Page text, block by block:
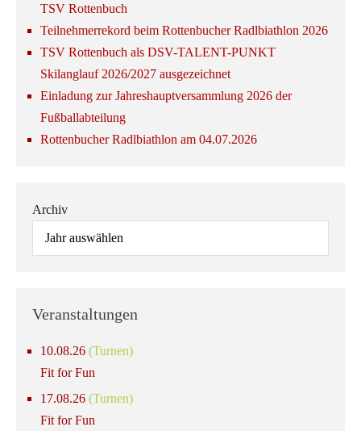
TSV Rottenbuch
Teilnehmerrekord beim Rottenbucher Radlbiathlon 2026
TSV Rottenbuch als DSV-TALENT-PUNKT
Skilanglauf 2026/2027 ausgezeichnet
Einladung zur Jahreshauptversammlung 2026 der
Fußballabteilung
Rottenbucher Radlbiathlon am 04.07.2026
Archiv
Veranstaltungen
10.08.26 (Turnen)
Fit for Fun
17.08.26 (Turnen)
Fit for Fun